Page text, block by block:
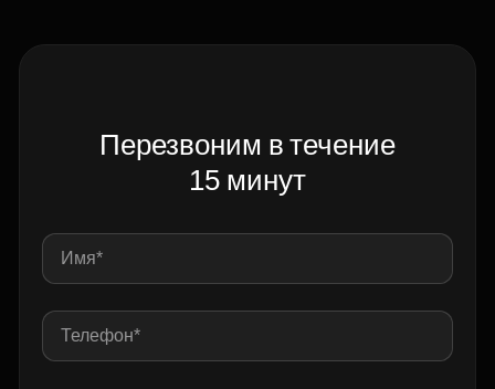
Перезвоним в течение
15 минут